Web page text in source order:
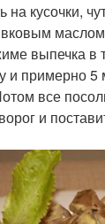
на кусочки,
выпечка в
и примерно 5
все
и